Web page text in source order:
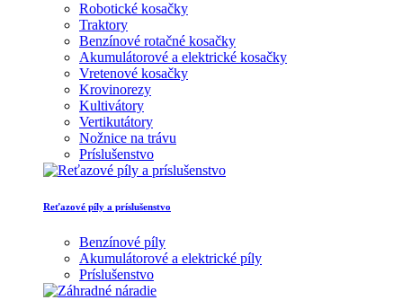
Robotické kosačky
Traktory
Benzínové rotačné kosačky
Akumulátorové a elektrické kosačky
Vretenové kosačky
Krovinorezy
Kultivátory
Vertikutátory
Nožnice na trávu
Príslušenstvo
Reťazové píly a príslušenstvo
Benzínové píly
Akumulátorové a elektrické píly
Príslušenstvo